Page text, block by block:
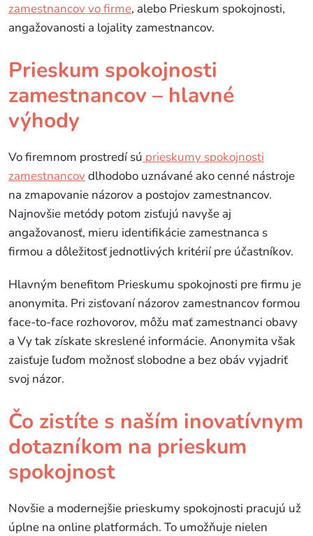
zamestnancov vo firme, alebo Prieskum spokojnosti,
angažovanosti a lojality zamestnancov.
Prieskum spokojnosti
zamestnancov – hlavné
výhody
Vo firemnom prostredí sú prieskumy spokojnosti
zamestnancovdlhodobo uznávané ako cenné nástroje
na zmapovanie názorov a postojov zamestnancov.
Najnovšie metódy potom zisťujú navyše aj
angažovanosť, mieru identifikácie zamestnanca s
firmou a dôležitosť jednotlivých kritérií pre účastníkov.
Hlavným benefitom Prieskumu spokojnosti pre firmu je
anonymita. Pri zisťovaní názorov zamestnancov formou
face-to-face rozhovorov, môžu mať zamestnanci obavy
a Vy tak získate skreslené informácie. Anonymita však
zaisťuje ľuďom možnosť slobodne a bez obáv vyjadriť
svoj názor.
Čo zistíte s naším inovatívnym
dotazníkom na prieskum
spokojnost
Novšie a modernejšie prieskumy spokojnosti pracujú už
úplne na online platformách. To umožňuje nielen